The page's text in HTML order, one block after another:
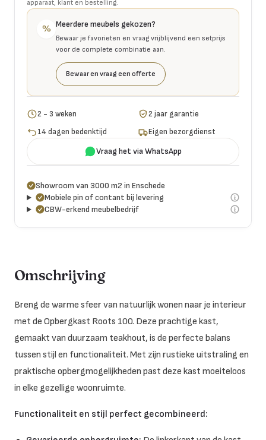
apparaat, klant en bestelling.
% Meerdere meubels gekozen?
Bewaar je favorieten en vraag vrijblijvend een setprijs
voor de complete combinatie aan.
Bewaar en vraag een offerte
2 - 3 weken
2 jaar garantie
14 dagen bedenktijd
Eigen bezorgdienst
Vraag het via WhatsApp
Showroom van 3000 m2 in Enschede
Mobiele pin of contant bij levering
CBW-erkend meubelbedrijf
Omschrijving
Breng de warme sfeer van natuurlijk wonen naar je interieur
met de Opbergkast Roots 100. Deze prachtige kast,
gemaakt van duurzaam teakhout, is de perfecte balans
tussen stijl en functionaliteit. Met zijn rustieke uitstraling en
praktische opbergmogelijkheden past deze kast moeiteloos
in elke gezellige woonruimte.
Functionaliteit en stijl perfect gecombineerd: